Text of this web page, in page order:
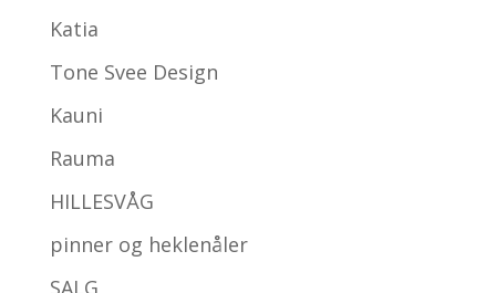
Katia
Tone Svee Design
Kauni
Rauma
HILLESVÅG
pinner og heklenåler